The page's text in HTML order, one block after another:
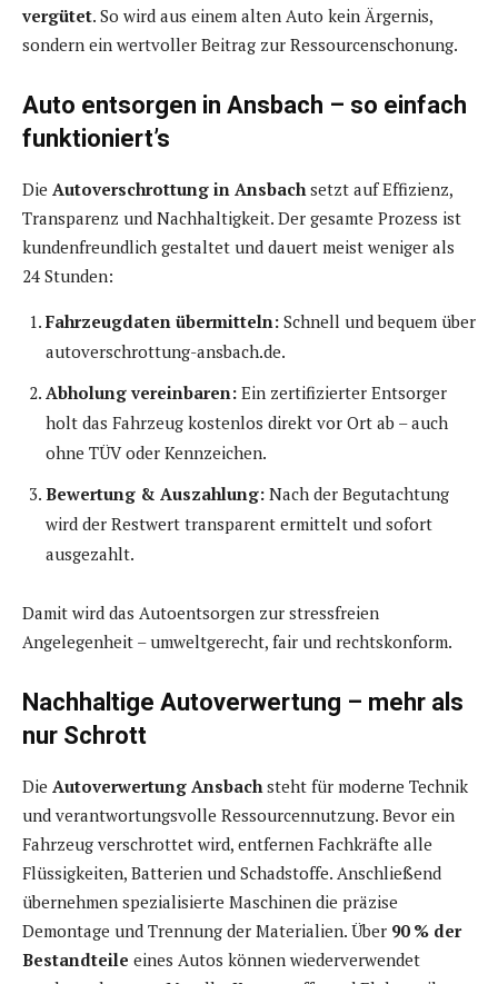
vergütet. So wird aus einem alten Auto kein Ärgernis,
sondern ein wertvoller Beitrag zur Ressourcenschonung.
Auto entsorgen in Ansbach – so einfach
funktioniert’s
Die Autoverschrottung in Ansbachsetzt auf Effizienz,
Transparenz und Nachhaltigkeit. Der gesamte Prozess ist
kundenfreundlich gestaltet und dauert meist weniger als
24 Stunden:
Fahrzeugdaten übermitteln: Schnell und bequem über
autoverschrottung-ansbach.de.
Abholung vereinbaren: Ein zertifizierter Entsorger
holt das Fahrzeug kostenlos direkt vor Ort ab – auch
ohne TÜV oder Kennzeichen.
Bewertung & Auszahlung: Nach der Begutachtung
wird der Restwert transparent ermittelt und sofort
ausgezahlt.
Damit wird das Autoentsorgen zur stressfreien
Angelegenheit – umweltgerecht, fair und rechtskonform.
Nachhaltige Autoverwertung – mehr als
nur Schrott
Die Autoverwertung Ansbachsteht für moderne Technik
und verantwortungsvolle Ressourcennutzung. Bevor ein
Fahrzeug verschrottet wird, entfernen Fachkräfte alle
Flüssigkeiten, Batterien und Schadstoffe. Anschließend
übernehmen spezialisierte Maschinen die präzise
Demontage und Trennung der Materialien. Über 90 % der
Bestandteile eines Autos können wiederverwendet